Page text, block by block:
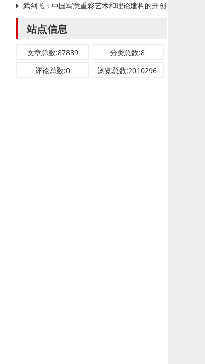
武剑飞：中国写意重彩艺术和理论建构的开创
者
站点信息
文章总数:87889
分类总数:8
评论总数:0
浏览总数:2010296